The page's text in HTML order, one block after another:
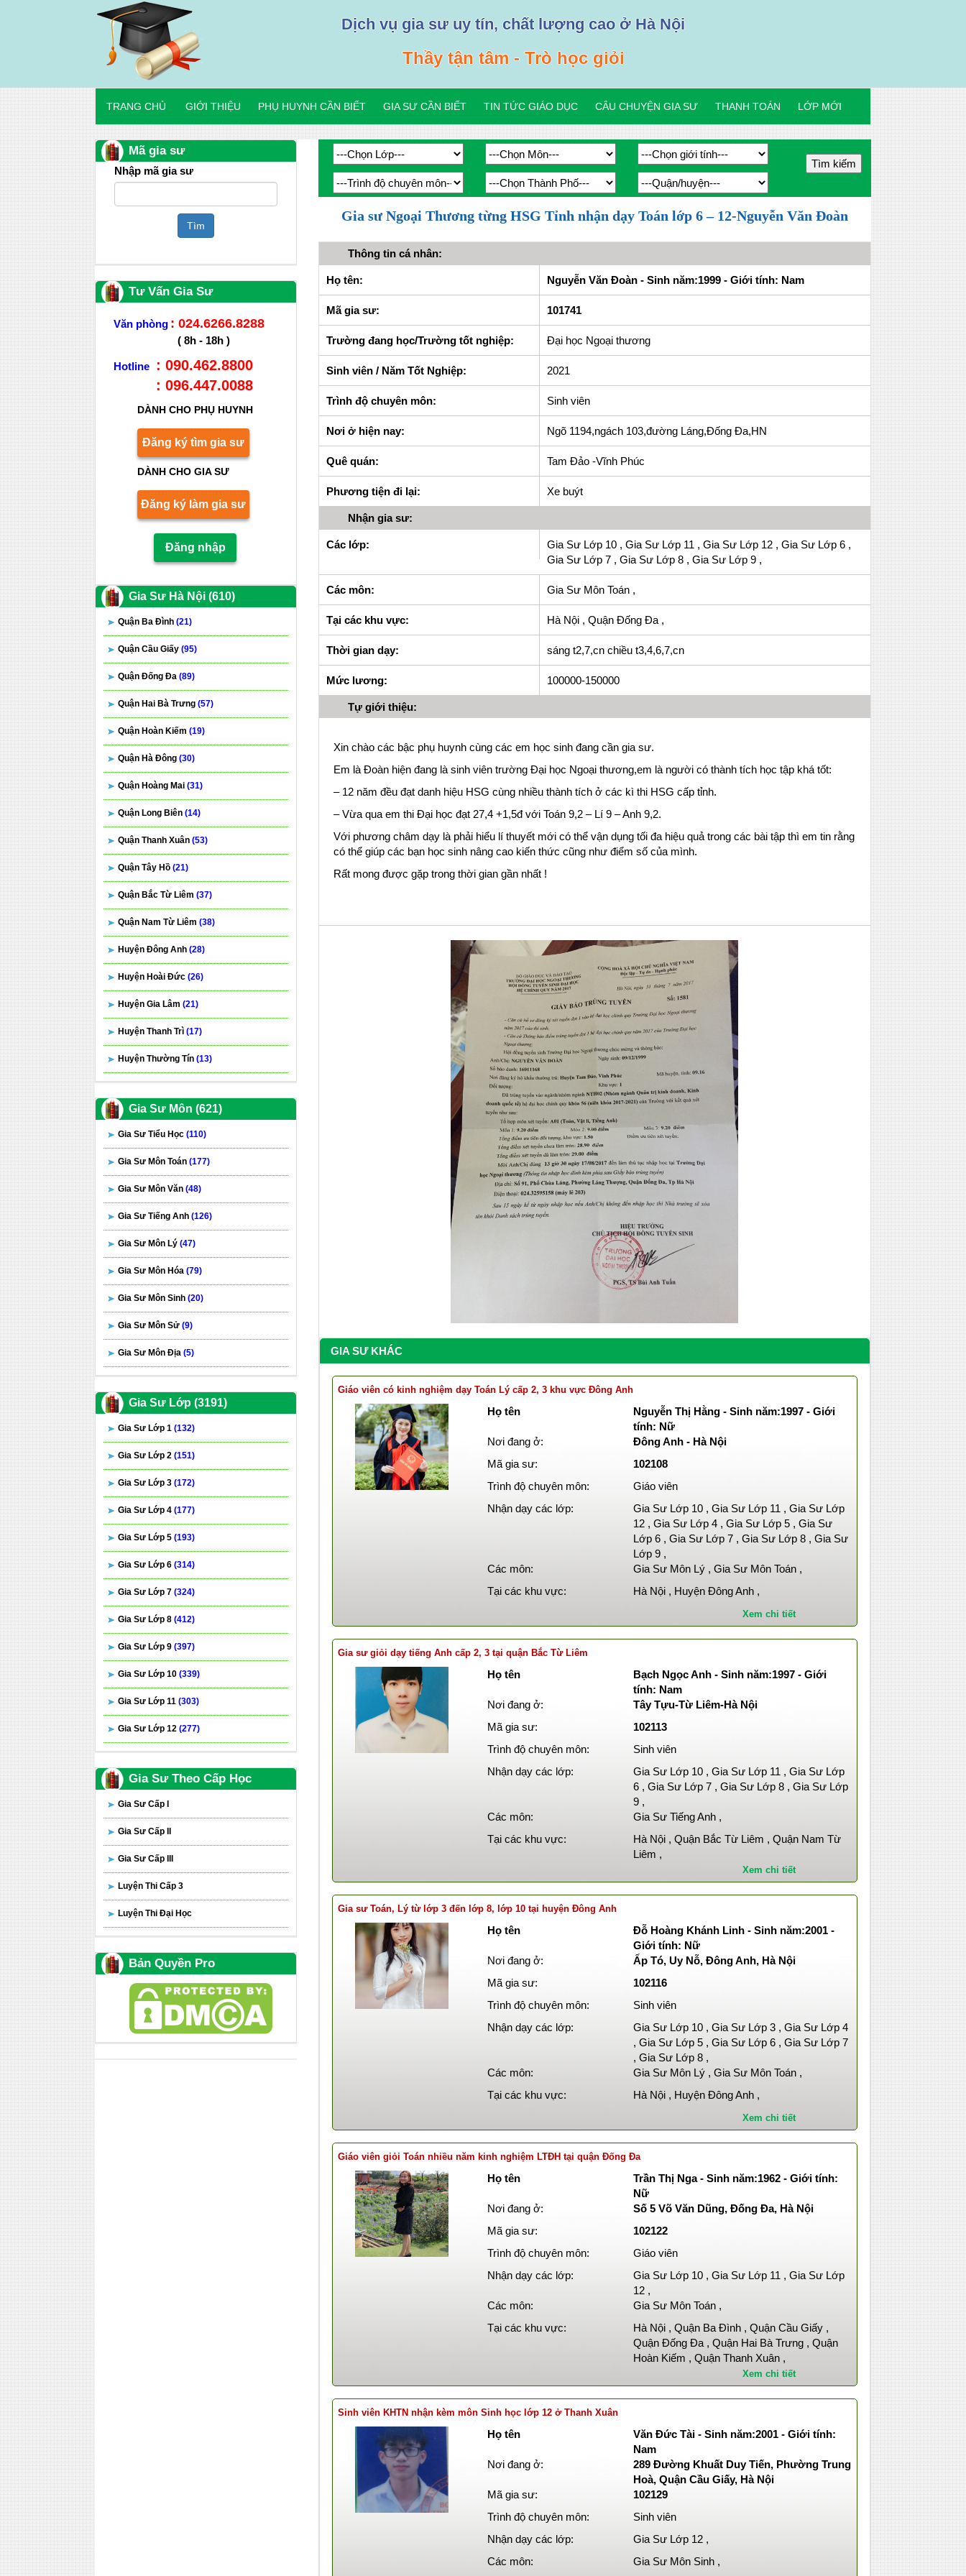
Dịch vụ gia sư uy tín, chất lượng cao ở Hà Nội
Thầy tận tâm - Trò học giỏi
TRANG CHỦ GIỚI THIỆU PHỤ HUYNH CẦN BIẾT GIA SƯ CẦN BIẾT TIN TỨC GIÁO DỤC CÂU CHUYỆN GIA SƯ THANH TOÁN LỚP MỚI
Gia sư Ngoại Thương từng HSG Tỉnh nhận dạy Toán lớp 6 – 12-Nguyễn Văn Đoàn
Thông tin cá nhân:
Họ tên: Nguyễn Văn Đoàn - Sinh năm:1999 - Giới tính: Nam
Mã gia sư: 101741
Trường đang học/Trường tốt nghiệp: Đại học Ngoại thương
Sinh viên / Năm Tốt Nghiệp: 2021
Trình độ chuyên môn: Sinh viên
Nơi ở hiện nay: Ngõ 1194,ngách 103,đường Láng,Đống Đa,HN
Quê quán: Tam Đảo -Vĩnh Phúc
Phương tiện đi lại: Xe buýt
Nhận gia sư:
Các lớp:
Gia Sư Lớp 10 , Gia Sư Lớp 11 , Gia Sư Lớp 12 , Gia Sư Lớp 6 ,
Gia Sư Lớp 7 , Gia Sư Lớp 8 , Gia Sư Lớp 9 ,
Các môn: Gia Sư Môn Toán ,
Tại các khu vực: Hà Nội , Quận Đống Đa ,
Thời gian dạy: sáng t2,7,cn chiều t3,4,6,7,cn
Mức lương: 100000-150000
Tự giới thiệu:
Xin chào các bậc phụ huynh cùng các em học sinh đang cần gia sư.
Em là Đoàn hiện đang là sinh viên trường Đại học Ngoại thương,em là người có thành tích học tập khá tốt:
– 12 năm đều đạt danh hiệu HSG cùng nhiều thành tích ở các kì thi HSG cấp tỉnh.
– Vừa qua em thi Đại học đạt 27,4 +1,5đ với Toán 9,2 – Lí 9 – Anh 9,2.
Với phương châm dạy là phải hiểu lí thuyết mới có thể vận dụng tối đa hiệu quả trong các bài tập thì em tin rằng
có thể giúp các bạn học sinh nâng cao kiến thức cũng như điểm số của mình.
Rất mong được gặp trong thời gian gần nhất !
GIA SƯ KHÁC
Giáo viên có kinh nghiệm dạy Toán Lý cấp 2, 3 khu vực Đông Anh
Họ tên
Nguyễn Thị Hằng - Sinh năm:1997 - Giới
tính: Nữ
Nơi đang ở:
Đông Anh - Hà Nội
Mã gia sư:
102108
Trình độ chuyên môn:
Giáo viên
Nhận dạy các lớp:
Gia Sư Lớp 10 , Gia Sư Lớp 11 , Gia Sư Lớp
12 , Gia Sư Lớp 4 , Gia Sư Lớp 5 , Gia Sư
Lớp 6 , Gia Sư Lớp 7 , Gia Sư Lớp 8 , Gia Sư
Lớp 9 ,
Các môn:
Gia Sư Môn Lý , Gia Sư Môn Toán ,
Tại các khu vực:
Hà Nội , Huyện Đông Anh ,
Xem chi tiết
Gia sư giỏi dạy tiếng Anh cấp 2, 3 tại quận Bắc Từ Liêm
Họ tên
Bạch Ngọc Anh - Sinh năm:1997 - Giới
tính: Nam
Nơi đang ở:
Tây Tựu-Từ Liêm-Hà Nội
Mã gia sư:
102113
Trình độ chuyên môn:
Sinh viên
Nhận dạy các lớp:
Gia Sư Lớp 10 , Gia Sư Lớp 11 , Gia Sư Lớp
6 , Gia Sư Lớp 7 , Gia Sư Lớp 8 , Gia Sư Lớp
9 ,
Các môn:
Gia Sư Tiếng Anh ,
Tại các khu vực:
Hà Nội , Quận Bắc Từ Liêm , Quận Nam Từ
Liêm ,
Xem chi tiết
Gia sư Toán, Lý từ lớp 3 đến lớp 8, lớp 10 tại huyện Đông Anh
Họ tên
Đỗ Hoàng Khánh Linh - Sinh năm:2001 -
Giới tính: Nữ
Nơi đang ở:
Ấp Tó, Uy Nỗ, Đông Anh, Hà Nội
Mã gia sư:
102116
Trình độ chuyên môn:
Sinh viên
Nhận dạy các lớp:
Gia Sư Lớp 10 , Gia Sư Lớp 3 , Gia Sư Lớp 4
, Gia Sư Lớp 5 , Gia Sư Lớp 6 , Gia Sư Lớp 7
, Gia Sư Lớp 8 ,
Các môn:
Gia Sư Môn Lý , Gia Sư Môn Toán ,
Tại các khu vực:
Hà Nội , Huyện Đông Anh ,
Xem chi tiết
Giáo viên giỏi Toán nhiều năm kinh nghiệm LTĐH tại quận Đống Đa
Họ tên
Trần Thị Nga - Sinh năm:1962 - Giới tính:
Nữ
Nơi đang ở:
Số 5 Võ Văn Dũng, Đống Đa, Hà Nội
Mã gia sư:
102122
Trình độ chuyên môn:
Giáo viên
Nhận dạy các lớp:
Gia Sư Lớp 10 , Gia Sư Lớp 11 , Gia Sư Lớp
12 ,
Các môn:
Gia Sư Môn Toán ,
Tại các khu vực:
Hà Nội , Quận Ba Đình , Quận Cầu Giấy ,
Quận Đống Đa , Quận Hai Bà Trưng , Quận
Hoàn Kiếm , Quận Thanh Xuân ,
Xem chi tiết
Sinh viên KHTN nhận kèm môn Sinh học lớp 12 ở Thanh Xuân
Họ tên
Văn Đức Tài - Sinh năm:2001 - Giới tính:
Nam
Nơi đang ở:
289 Đường Khuất Duy Tiến, Phường Trung
Hoà, Quận Cầu Giấy, Hà Nội
Mã gia sư:
102129
Trình độ chuyên môn:
Sinh viên
Nhận dạy các lớp:
Gia Sư Lớp 12 ,
Các môn:
Gia Sư Môn Sinh ,
Mã gia sư
Nhập mã gia sư
Tìm
Tư Vấn Gia Sư
Văn phòng : 024.6266.8288
( 8h - 18h )
Hotline
: 090.462.8800
: 096.447.0088
DÀNH CHO PHỤ HUYNH
Đăng ký tìm gia sư
DÀNH CHO GIA SƯ
Đăng ký làm gia sư
Đăng nhập
Gia Sư Hà Nội (610)
Quận Ba Đình (21)
Quận Cầu Giấy (95)
Quận Đống Đa (89)
Quận Hai Bà Trưng (57)
Quận Hoàn Kiếm (19)
Quận Hà Đông (30)
Quận Hoàng Mai (31)
Quận Long Biên (14)
Quận Thanh Xuân (53)
Quận Tây Hồ (21)
Quận Bắc Từ Liêm (37)
Quận Nam Từ Liêm (38)
Huyện Đông Anh (28)
Huyện Hoài Đức (26)
Huyện Gia Lâm (21)
Huyện Thanh Trì (17)
Huyện Thường Tín (13)
Gia Sư Môn (621)
Gia Sư Tiểu Học (110)
Gia Sư Môn Toán (177)
Gia Sư Môn Văn (48)
Gia Sư Tiếng Anh (126)
Gia Sư Môn Lý (47)
Gia Sư Môn Hóa (79)
Gia Sư Môn Sinh (20)
Gia Sư Môn Sử (9)
Gia Sư Môn Địa (5)
Gia Sư Lớp (3191)
Gia Sư Lớp 1 (132)
Gia Sư Lớp 2 (151)
Gia Sư Lớp 3 (172)
Gia Sư Lớp 4 (177)
Gia Sư Lớp 5 (193)
Gia Sư Lớp 6 (314)
Gia Sư Lớp 7 (324)
Gia Sư Lớp 8 (412)
Gia Sư Lớp 9 (397)
Gia Sư Lớp 10 (339)
Gia Sư Lớp 11 (303)
Gia Sư Lớp 12 (277)
Gia Sư Theo Cấp Học
Gia Sư Cấp I
Gia Sư Cấp II
Gia Sư Cấp III
Luyện Thi Cấp 3
Luyện Thi Đại Học
Bản Quyền Pro